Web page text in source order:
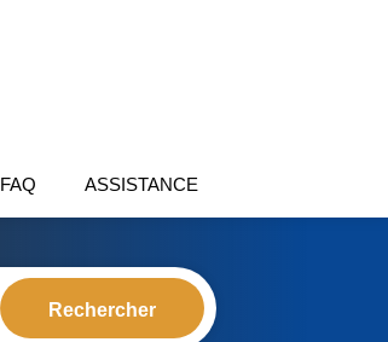
FAQ ASSISTANCE